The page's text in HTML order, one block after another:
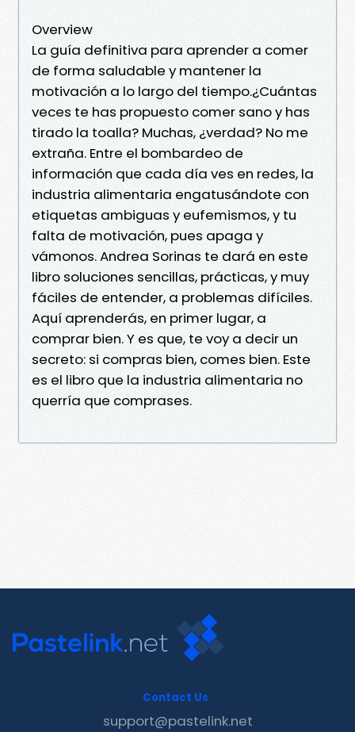
Overview
La guía definitiva para aprender a comer
de forma saludable y mantener la
motivación a lo largo del tiempo.¿Cuántas
veces te has propuesto comer sano y has
tirado la toalla? Muchas, ¿verdad? No me
extraña. Entre el bombardeo de
información que cada día ves en redes, la
industria alimentaria engatusándote con
etiquetas ambiguas y eufemismos, y tu
falta de motivación, pues apaga y
vámonos. Andrea Sorinas te dará en este
libro soluciones sencillas, prácticas, y muy
fáciles de entender, a problemas difíciles.
Aquí aprenderás, en primer lugar, a
comprar bien. Y es que, te voy a decir un
secreto: si compras bien, comes bien. Este
es el libro que la industria alimentaria no
querría que comprases.
Contact Us
support@pastelink.net